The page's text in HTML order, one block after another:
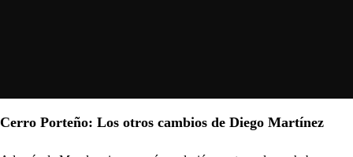
Cerro Porteño: Los otros cambios de Diego Martínez